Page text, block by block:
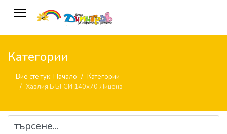
Категории
Вие сте тук: Начало
Категории
Хавлия БЪГСИ 140х70 Лиценз